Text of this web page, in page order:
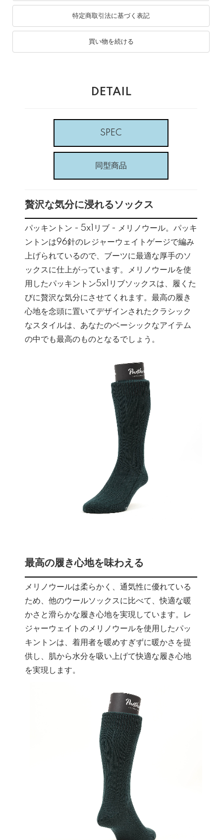
特定商取引法に基づく表記
買い物を続ける
DETAIL
SPEC
同型商品
贅沢な気分に浸れるソックス
パッキントン - 5x1リブ - メリノウール。パッキ
ントンは96針のレジャーウェイトゲージで編み
上げられているので、ブーツに最適な厚手のソ
ックスに仕上がっています。メリノウールを使
用したパッキントン5x1リブソックスは、履くた
びに贅沢な気分にさせてくれます。最高の履き
心地を念頭に置いてデザインされたクラシック
なスタイルは、あなたのベーシックなアイテム
の中でも最高のものとなるでしょう。
最高の履き心地を味わえる
メリノウールは柔らかく、通気性に優れている
ため、他のウールソックスに比べて、快適な暖
かさと滑らかな履き心地を実現しています。レ
ジャーウェイトのメリノウールを使用したパッ
キントンは、着用者を暖めすぎずに暖かさを提
供し、肌から水分を吸い上げて快適な履き心地
を実現します。